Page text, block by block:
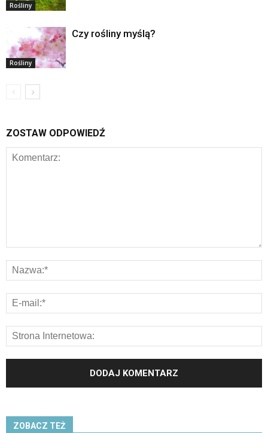
Rośliny
Rośliny
Czy rośliny myślą?
ZOSTAW ODPOWIEDŹ
ZOBACZ TEŻ